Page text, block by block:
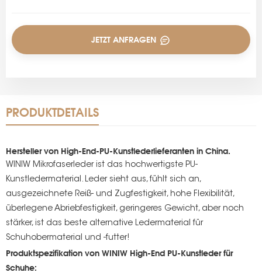
JETZT ANFRAGEN
PRODUKTDETAILS
Hersteller von High-End-PU-Kunstlederlieferanten in China.
WINIW Mikrofaserleder ist das hochwertigste PU-
Kunstledermaterial. Leder sieht aus, fühlt sich an,
ausgezeichnete Reiß- und Zugfestigkeit, hohe Flexibilität,
überlegene Abriebfestigkeit, geringeres Gewicht, aber noch
stärker, ist das beste alternative Ledermaterial für
Schuhobermaterial und -futter!
Produktspezifikation von WINIW High-End PU-Kunstleder für
Schuhe: